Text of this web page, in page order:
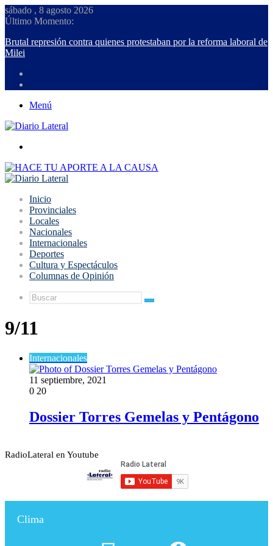
sábado , 8 agosto 2026
Último Momento:
Brutal represión contra quienes protestaban por la reforma laboral de
Milei
Menú
Inicio
Provinciales
Locales
Nacionales
Internacionales
Deportes
Cultura y Espectáculos
Columnas de Opinión
Buscar
9/11
Internacionales
11 septiembre, 2021
0 20
Dossier Torres Gemelas y Pentágono
RadioLateral en Youtube
Clima